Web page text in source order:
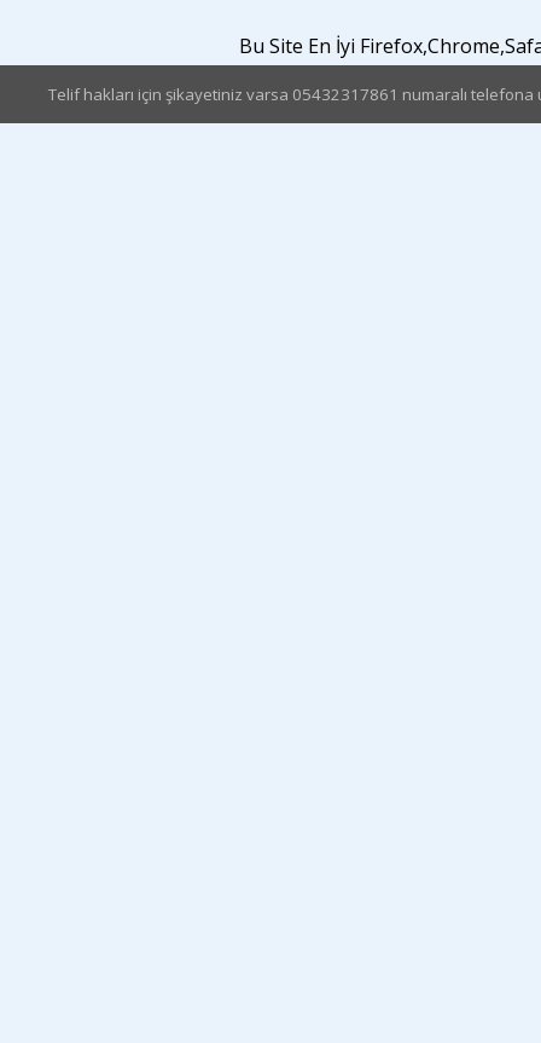
Bu Site En İyi
Telif hakları için şikayetiniz varsa 05432317861 numaralı telefona